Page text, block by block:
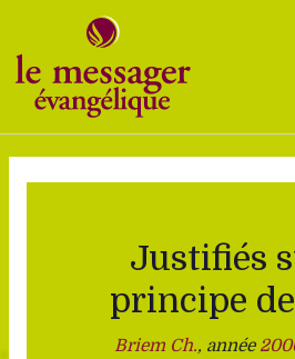
contenu
Justifiés
principe
Briem Ch., année